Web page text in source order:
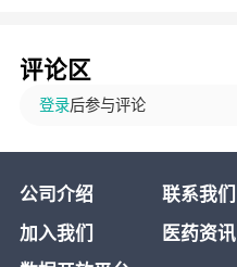
评论区
登录后参与评论
公司介绍 联系我们
加入我们
医药资讯